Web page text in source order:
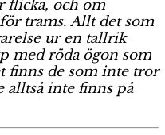
flicka, och om
trams. Allt det som
ur en tallrik
med röda ögon som
finns de som inte tror
alltså inte finns på